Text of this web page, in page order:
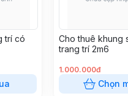
trí có
Cho thuê khung
trang trí 2m6
1.000.000đ
Chọn